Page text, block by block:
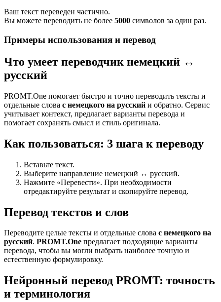
Ваш текст переведен частично.
Вы можете переводить не более 5000 символов за один раз.
Примеры использования и перевод
Что умеет переводчик немецкий ↔
русский
PROMT.One помогает быстро и точно переводить тексты и
отдельные слова с немецкого на русский и обратно. Сервис
учитывает контекст, предлагает варианты перевода и
помогает сохранять смысл и стиль оригинала.
Как пользоваться: 3 шага к переводу
Вставьте текст.
Выберите направление немецкий ↔ русский.
Нажмите «Перевести». При необходимости
отредактируйте результат и скопируйте перевод.
Перевод текстов и слов
Переводите целые тексты и отдельные слова с немецкого на
русский. PROMT.One предлагает подходящие варианты
перевода, чтобы вы могли выбрать наиболее точную и
естественную формулировку.
Нейронный перевод PROMT: точность
и терминология